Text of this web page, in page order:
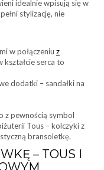
idealnie wpisują się w
stylizację, nie
w połączeniu z
kształcie serca to
dodatki – sandałki na
z pewnością symbol
Tous – kolczyki z
bransoletkę.
– TOUS I